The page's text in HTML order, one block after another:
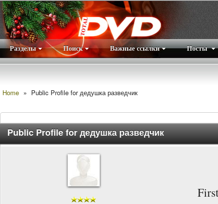
Разделы Поиск Важные ссылки Посты
Home » Public Profile for дедушка разведчик
Public Profile for дедушка разведчик